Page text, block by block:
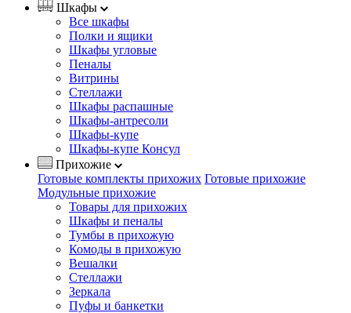
Шкафы
Все шкафы
Полки и ящики
Шкафы угловые
Пеналы
Витрины
Стеллажи
Шкафы распашные
Шкафы-антресоли
Шкафы-купе
Шкафы-купе Консул
Прихожие
Готовые комплекты прихожих Готовые прихожие
Модульные прихожие
Товары для прихожих
Шкафы и пеналы
Тумбы в прихожую
Комоды в прихожую
Вешалки
Стеллажи
Зеркала
Пуфы и банкетки